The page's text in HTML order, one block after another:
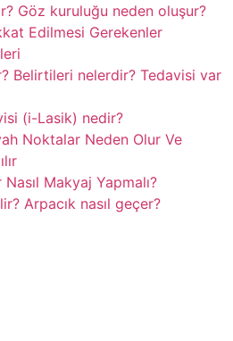
Göz kuruluğu neden oluşur?
Edilmesi Gerekenler
Belirtileri nelerdir? Tedavisi var
(i-Lasik) nedir?
Noktalar Neden Olur Ve
Makyaj Yapmalı?
Arpacık nasıl geçer?